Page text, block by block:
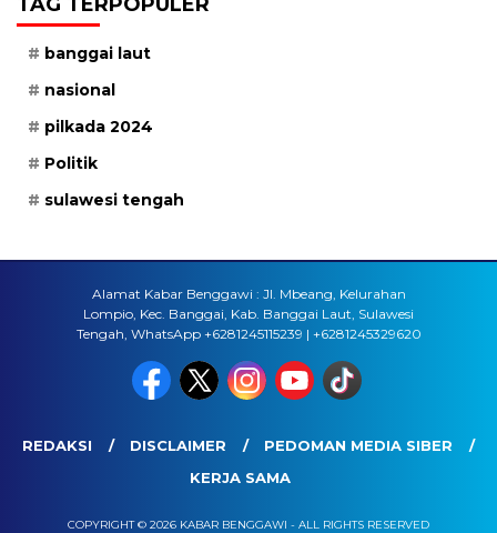
banggai laut
nasional
pilkada 2024
Politik
sulawesi tengah
Alamat Kabar Benggawi : Jl. Mbeang, Kelurahan
Lompio, Kec. Banggai, Kab. Banggai Laut, Sulawesi
Tengah, WhatsApp +6281245115239 | +6281245329620
REDAKSI DISCLAIMER
PEDOMAN MEDIA SIBER
KERJA SAMA
COPYRIGHT © 2026 KABAR BENGGAWI - ALL RIGHTS RESERVED